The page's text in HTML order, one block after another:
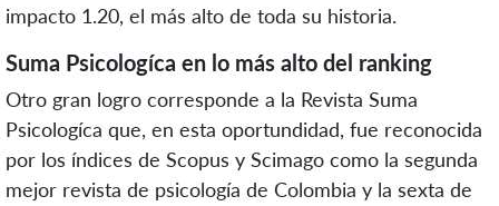
impacto 1.20, el más alto de toda su historia.
Suma Psicologíca en lo más alto del ranking
Otro gran logro corresponde a la Revista Suma
Psicologíca que, en esta oportundidad, fue reconocida
por los índices de Scopus y Scimago como la segunda
mejor revista de psicología de Colombia y la sexta de